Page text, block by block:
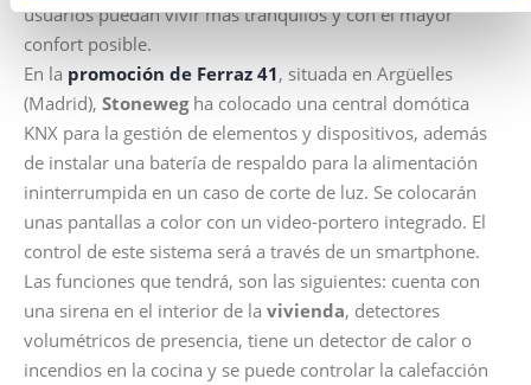
usuarios puedan vivir más tranquilos y con el mayor
confort posible.
En la promoción de Ferraz 41, situada en Argüelles
(Madrid), Stonewegha colocado una central domótica
KNX para la gestión de elementos y dispositivos, además
de instalar una batería de respaldo para la alimentación
ininterrumpida en un caso de corte de luz. Se colocarán
unas pantallas a color con un video-portero integrado. El
control de este sistema será a través de un smartphone.
Las funciones que tendrá, son las siguientes: cuenta con
una sirena en el interior de la vivienda, detectores
volumétricos de presencia, tiene un detector de calor o
incendios en la cocina y se puede controlar la calefacción